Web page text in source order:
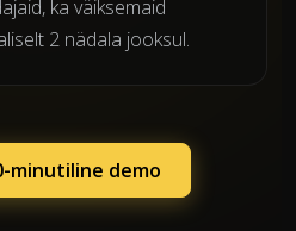
ka väiksemaid
2 nädala jooksul.
minutiline demo